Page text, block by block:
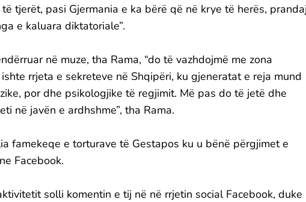
tjerët, pasi Gjermania e ka bërë që në krye të herës,
e kaluara diktatoriale”.
në muze, tha Rama, “do të vazhdojmë me zona
rrjeta e sekreteve në Shqipëri, ku gjeneratat e reja mund
por dhe psikologjike të regjimit. Më pas do të jetë dhe
në javën e ardhshme”, tha Rama.
famekeqe e torturave të Gestapos ku u bënë përgjimet e
Facebook.
solli komentin e tij në në rrjetin social Facebook, duke